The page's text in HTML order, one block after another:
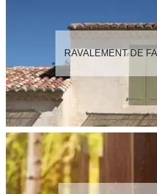
RAVALEMENT DE